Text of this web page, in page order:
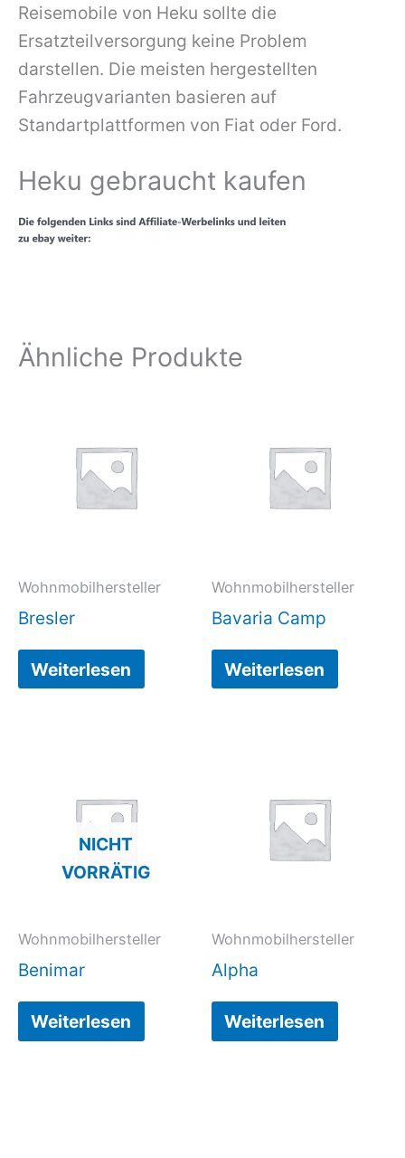
Reisemobile von Heku sollte die
Ersatzteilversorgung keine Problem
darstellen. Die meisten hergestellten
Fahrzeugvarianten basieren auf
Standartplattformen von Fiat oder Ford.
Heku gebraucht kaufen
Ähnliche Produkte
Wohnmobilhersteller
Bresler
Weiterlesen
Wohnmobilhersteller
Bavaria Camp
Weiterlesen
NICHT
VORRÄTIG
Wohnmobilhersteller
Benimar
Weiterlesen
Wohnmobilhersteller
Alpha
Weiterlesen